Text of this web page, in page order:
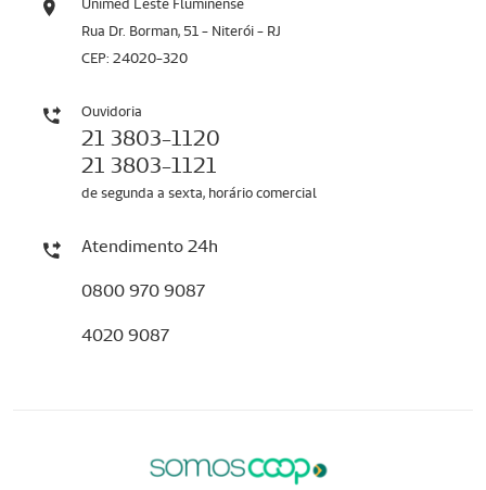
Unimed Leste Fluminense
Rua Dr. Borman, 51 - Niterói - RJ
CEP: 24020-320
Ouvidoria
21 3803-1120
21 3803-1121
de segunda a sexta, horário comercial
Atendimento 24h
0800 970 9087
4020 9087